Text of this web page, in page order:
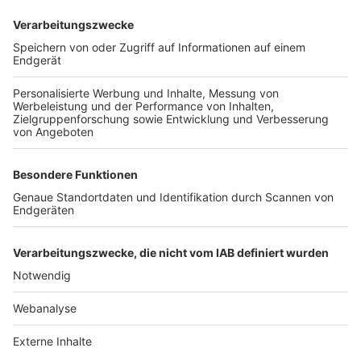
TOP-VEREINE
TOP-PARTNER
Nutzungsbedingungen Datenschutz Impressum